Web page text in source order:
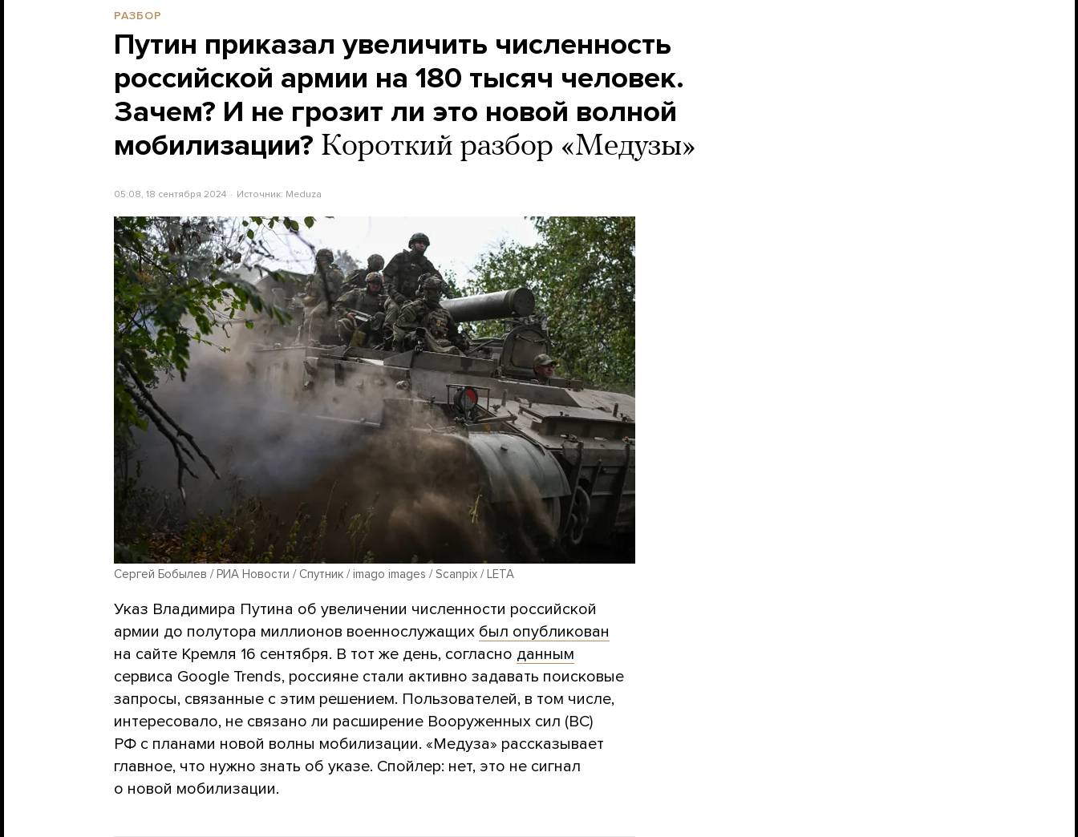
РАЗБОР
Путин приказал увеличить численность
российской армии на 180 тысяч человек.
Зачем? И не грозит ли это новой волной
мобилизации? Короткий разбор «Медузы»
05:08, 18 сентября 2024 Источник: Meduza
Сергей Бобылев / РИА Новости / Спутник / imago images / Scanpix / LETA
Указ Владимира Путина об увеличении численности российской
армии до полутора миллионов военнослужащих был опубликован
на сайте Кремля 16 сентября. В тот же день, согласно данным
сервиса Google Trends, россияне стали активно задавать поисковые
запросы, связанные с этим решением. Пользователей, в том числе,
интересовало, не связано ли расширение Вооруженных сил (ВС)
РФ с планами новой волны мобилизации. «Медуза» рассказывает
главное, что нужно знать об указе. Спойлер: нет, это не сигнал
о новой мобилизации.